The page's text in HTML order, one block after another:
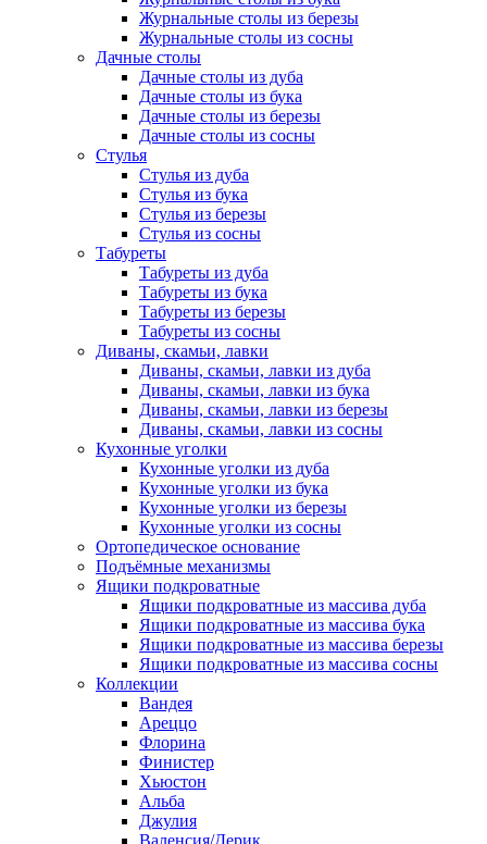
Журнальные столы из березы
Журнальные столы из сосны
Дачные столы
Дачные столы из дуба
Дачные столы из бука
Дачные столы из березы
Дачные столы из сосны
Стулья
Стулья из дуба
Стулья из бука
Стулья из березы
Стулья из сосны
Табуреты
Табуреты из дуба
Табуреты из бука
Табуреты из березы
Табуреты из сосны
Диваны, скамьи, лавки
Диваны, скамьи, лавки из дуба
Диваны, скамьи, лавки из бука
Диваны, скамьи, лавки из березы
Диваны, скамьи, лавки из сосны
Кухонные уголки
Кухонные уголки из дуба
Кухонные уголки из бука
Кухонные уголки из березы
Кухонные уголки из сосны
Ортопедическое основание
Подъёмные механизмы
Ящики подкроватные
Ящики подкроватные из массива дуба
Ящики подкроватные из массива бука
Ящики подкроватные из массива березы
Ящики подкроватные из массива сосны
Коллекции
Вандея
Ареццо
Флорина
Финистер
Хьюстон
Альба
Джулия
Валенсия/Дерик